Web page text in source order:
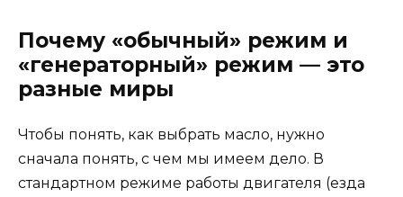
Почему «обычный» режим и
«генераторный» режим — это
разные миры
Чтобы понять, как выбрать масло, нужно
сначала понять, с чем мы имеем дело. В
стандартном режиме работы двигателя (езда